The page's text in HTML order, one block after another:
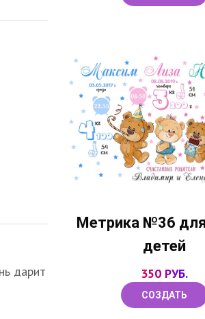
дарит
Метрика №36
детей
350 РУБ.
СОЗДАТЬ